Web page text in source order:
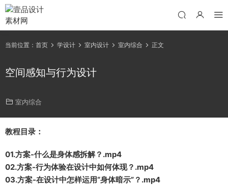
当前位置： 首页 学设计 室内设计 室内综合 正文
空间感知与行为设计
室内综合
教程目录：
01.方案-什么是身体感拆解？.mp4
02.方案-行为体验在设计中如何体现？.mp4
03.方案-在设计中怎样运用“身体暗示”？.mp4